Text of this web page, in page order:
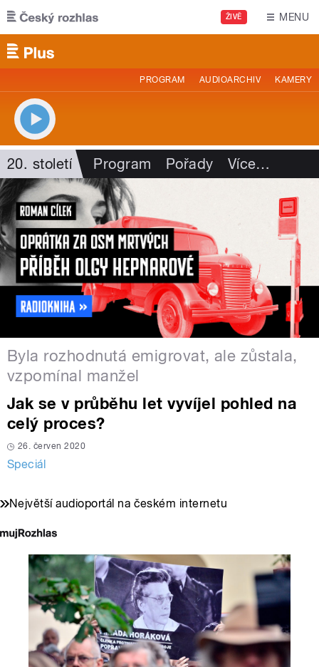
Přejít k hlavnímu obsahu
ŽIVĚ MENU
PROGRAM AUDIOARCHIV KAMERY
20. století Program Pořady Více…
Byla rozhodnutá emigrovat, ale zůstala,
vzpomínal manžel
Jak se v průběhu let vyvíjel pohled na
celý proces?
26. červen 2020
Speciál
Největší audioportál na českém internetu